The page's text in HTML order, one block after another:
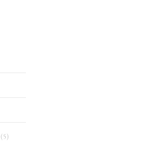
(5)